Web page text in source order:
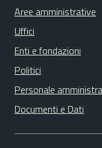
Aree amministrative
Uffici
Enti e fondazioni
Politici
Personale
Documenti e Dati